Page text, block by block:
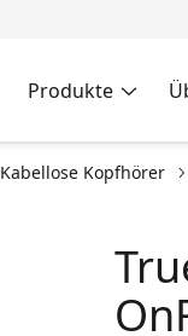
Produkte
Kabellose Kopfhörer